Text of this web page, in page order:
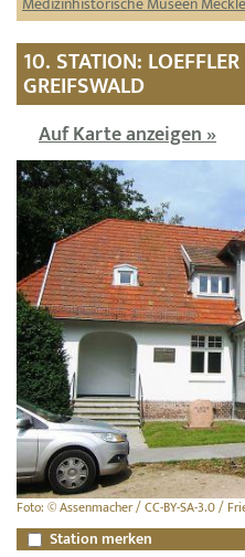
10. STATION:
GREIFSWALD
Auf Karte anzeigen »
Foto: © Assenmacher / CC-BY-SA-3.0 /
Station merken